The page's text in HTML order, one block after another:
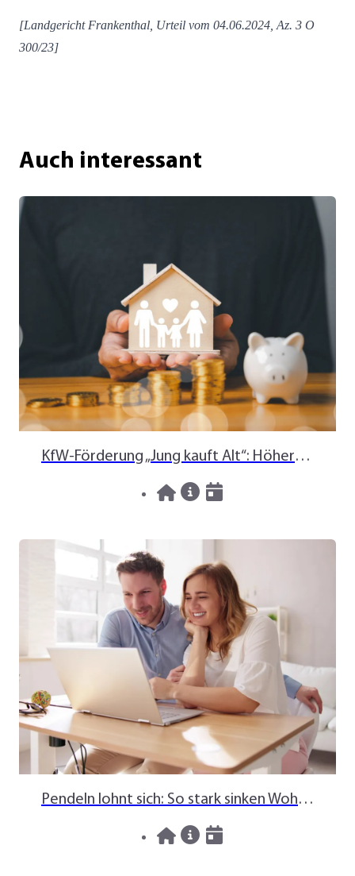
[Landgericht Frankenthal, Urteil vom 04.06.2024, Az. 3 O
300/23]
Auch interessant
KfW-Förderung „Jung kauft Alt“: Höhere Kredite ab August 2026
News
06.08.2026
Pendeln lohnt sich: So stark sinken Wohnungspreise im Umland
News
30.07.2026